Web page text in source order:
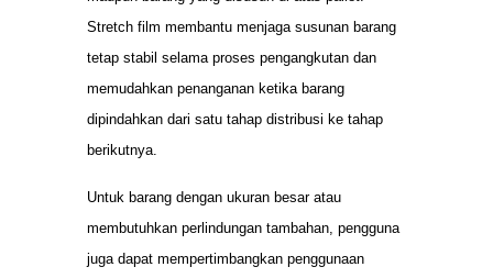
Stretch film membantu menjaga susunan barang
tetap stabil selama proses pengangkutan dan
memudahkan penanganan ketika barang
dipindahkan dari satu tahap distribusi ke tahap
berikutnya.
Untuk barang dengan ukuran besar atau
membutuhkan perlindungan tambahan, pengguna
juga dapat mempertimbangkan penggunaan